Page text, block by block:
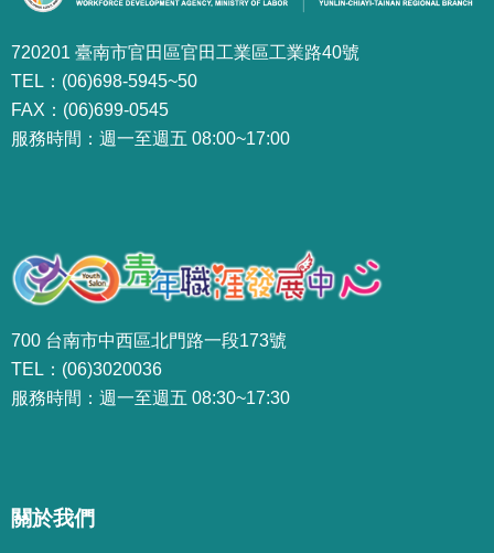
720201 臺南市官田區官田工業區工業路40號
TEL：(06)698-5945~50
FAX：(06)699-0545
服務時間：週一至週五 08:00~17:00
700 台南市中西區北門路一段173號
TEL：(06)3020036
服務時間：週一至週五 08:30~17:30
關於我們